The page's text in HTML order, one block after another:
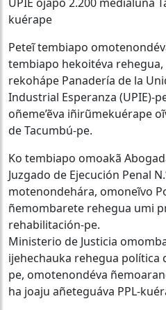
kuérape
Peteĩ tembiapo
tembiapo hekoitéva
rekohápe Panadería de la
Industrial Esperanza (UPIE)-
oñeme’ẽva iñirũmekuérape
de Tacumbú-pe.
Ko tembiapo omoakã
Juzgado de Ejecución Penal
motenondehára, omoneĩvo
ñemombarete rehegua umi
rehabilitación-pe.
Ministerio de Justicia
ijehechauka rehegua
pe, omotenondéva
ha joaju añeteguáva PPL-